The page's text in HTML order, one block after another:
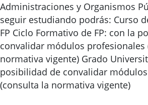
Administraciones y Organismos
seguir estudiando podrás: Curso
FP Ciclo Formativo de FP: con la
convalidar módulos profesionales
normativa vigente) Grado
posibilidad de convalidar
(consulta la normativa vigente)